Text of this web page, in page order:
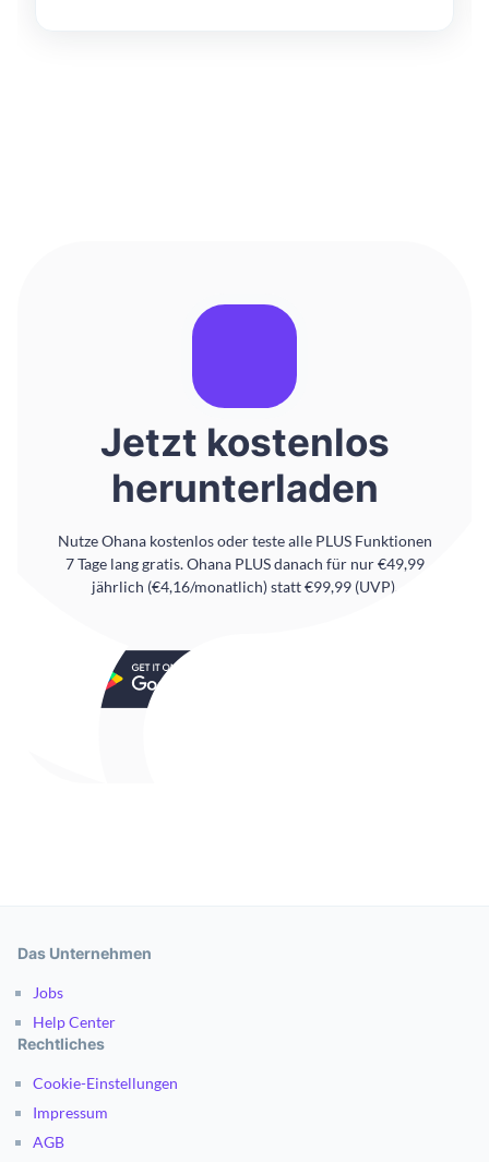
Jetzt kostenlos
herunterladen
Nutze Ohana kostenlos oder teste alle PLUS Funktionen
7 Tage lang gratis. Ohana PLUS danach für nur €49,99
jährlich (€4,16/monatlich) statt €99,99 (UVP).
Das Unternehmen
Jobs
Help Center
Rechtliches
Cookie-Einstellungen
Impressum
AGB